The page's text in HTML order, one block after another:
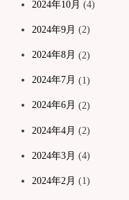
2024年10月 (4)
2024年9月 (2)
2024年8月 (2)
2024年7月 (1)
2024年6月 (2)
2024年4月 (2)
2024年3月 (4)
2024年2月 (1)